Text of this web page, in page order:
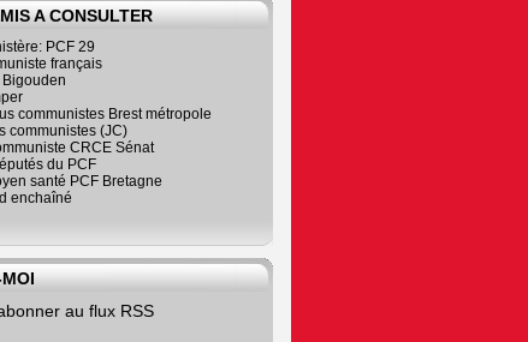
A CONSULTER
PCF 29
français
Bigouden
communistes Brest métropole
communistes (JC)
CRCE Sénat
du PCF
santé PCF Bretagne
enchaîné
au flux RSS